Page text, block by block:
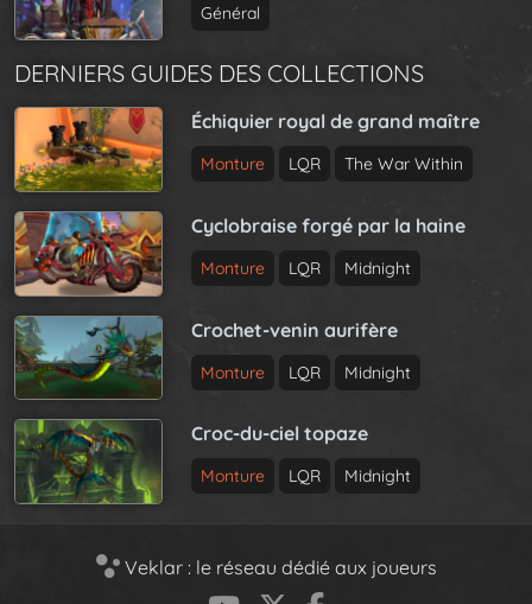
Général
DERNIERS GUIDES DES COLLECTIONS
Échiquier royal de grand maître
Monture LQR The War Within
Cyclobraise forgé par la haine
Monture LQR Midnight
Crochet-venin aurifère
Monture LQR Midnight
Croc-du-ciel topaze
Monture LQR Midnight
Veklar : le réseau dédié aux joueurs